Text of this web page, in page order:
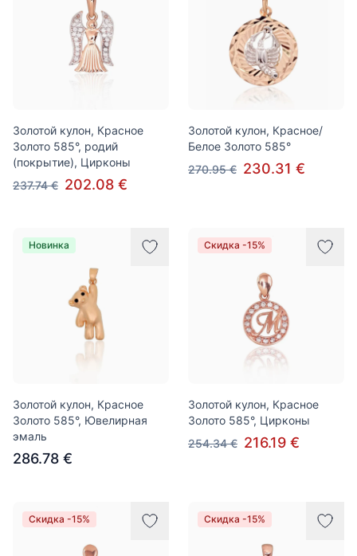
Золотой кулон, Красное
Золото 585°, родий
(покрытие), Цирконы
237.74 € 202.08 €
Золотой кулон, Красное/
Белое Золото 585°
270.95 € 230.31 €
Новинка
Золотой кулон, Красное
Золото 585°, Ювелирная
эмаль
286.78 €
Скидка -15%
Золотой кулон, Красное
Золото 585°, Цирконы
254.34 € 216.19 €
Скидка -15% Скидка -15%